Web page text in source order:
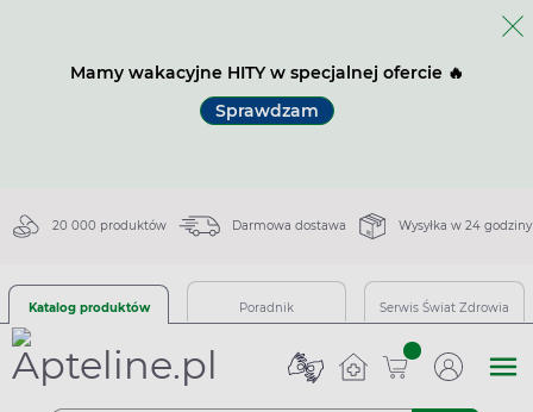
Mamy wakacyjne HITY w specjalnej ofercie 🔥
Sprawdzam
20 000 produktów Darmowa dostawa Wysyłka w 24 godziny
Katalog produktów Poradnik Serwis Świat Zdrowia
sztuk